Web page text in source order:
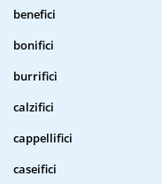
benefici
bonifici
burrifici
calzifici
cappellifici
caseifici